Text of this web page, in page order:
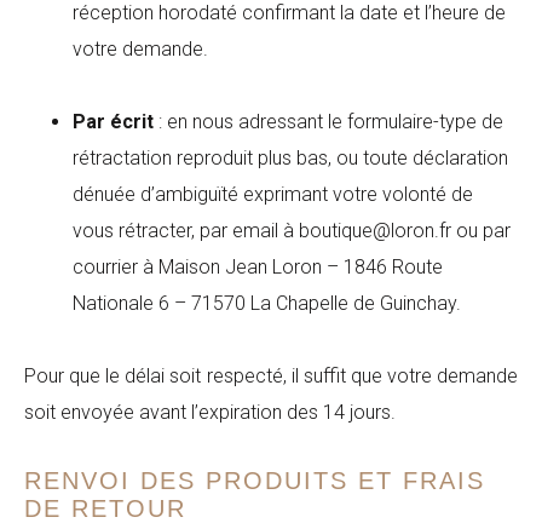
réception horodaté confirmant la date et l’heure de
votre demande.
Par écrit : en nous adressant le formulaire-type de
rétractation reproduit plus bas, ou toute déclaration
dénuée d’ambiguïté exprimant votre volonté de
vous rétracter, par email à boutique@loron.fr ou par
courrier à Maison Jean Loron – 1846 Route
Nationale 6 – 71570 La Chapelle de Guinchay.
Pour que le délai soit respecté, il suffit que votre demande
soit envoyée avant l’expiration des 14 jours.
RENVOI DES PRODUITS ET FRAIS
DE RETOUR